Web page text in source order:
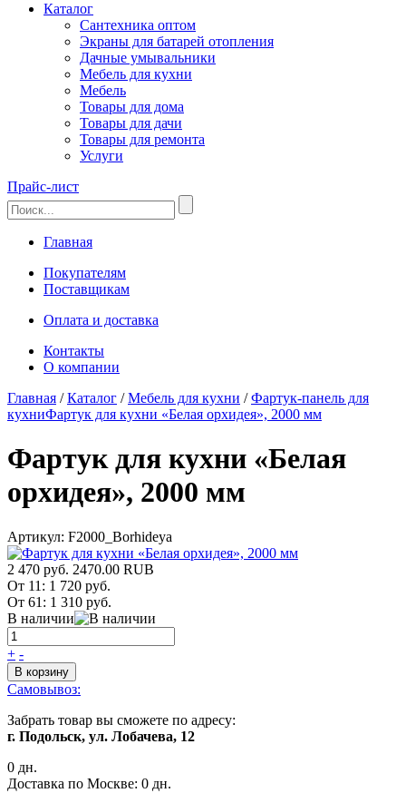
Каталог
Сантехника оптом
Экраны для батарей отопления
Дачные умывальники
Мебель для кухни
Мебель
Товары для дома
Товары для дачи
Товары для ремонта
Услуги
Прайс-лист
Главная
Покупателям
Поставщикам
Оплата и доставка
Контакты
О компании
Главная /Каталог /Мебель для кухни /Фартук-панель для
кухниФартук для кухни «Белая орхидея», 2000 мм
Фартук для кухни «Белая
орхидея», 2000 мм
Артикул: F2000_Borhideya
2 470 руб. 2470.00 RUB
От 11: 1 720 руб.
От 61: 1 310 руб.
В наличии
+ -
В корзину
Самовывоз:
Забрать товар вы сможете по адресу:
г. Подольск, ул. Лобачева, 12
0 дн.
Доставка по Москве: 0 дн.